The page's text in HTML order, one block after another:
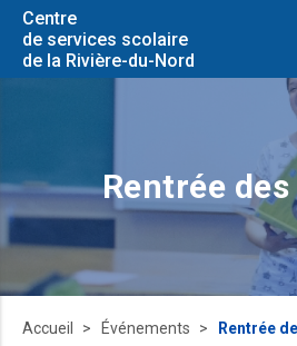
Centre
de services scolaire
de la Rivière-du-Nord
Rentrée
Accueil Événements Rentrée